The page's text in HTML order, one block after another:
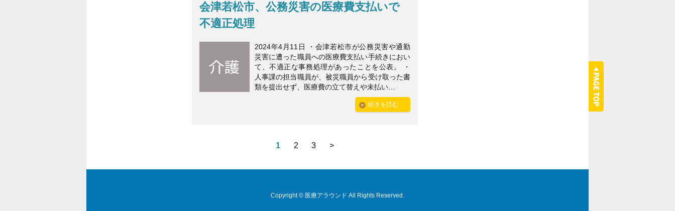
会津若松市、公務災害の医療費支払いで
不適正処理
2024年4月11日 ・会津若松市が公務災害や通勤
災害に遭った職員への医療費支払い手続きにおい
て、不適正な事務処理があったことを公表。 ・
人事課の担当職員が、被災職員から受け取った書
類を提出せず、医療費の立て替えや未払い…
続きを読む
1 2 3 >
Copyright © 医療アラウンド All Rights Reserved.